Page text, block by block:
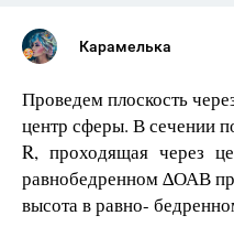
Карамелька
Проведем плоскость
центр сферы. В сечении
R, проходящая через
равнобедренном ∆ОАВ
высота в равно-